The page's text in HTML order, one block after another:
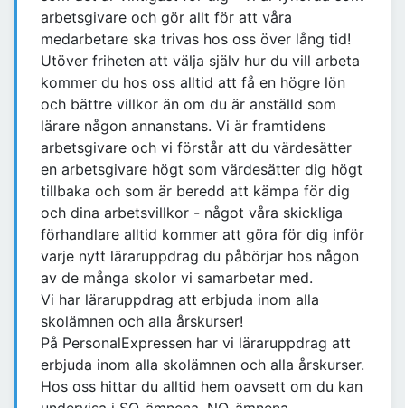
arbetsgivare och gör allt för att våra
medarbetare ska trivas hos oss över lång tid!
Utöver friheten att välja själv hur du vill arbeta
kommer du hos oss alltid att få en högre lön
och bättre villkor än om du är anställd som
lärare någon annanstans. Vi är framtidens
arbetsgivare och vi förstår att du värdesätter
en arbetsgivare högt som värdesätter dig högt
tillbaka och som är beredd att kämpa för dig
och dina arbetsvillkor - något våra skickliga
förhandlare alltid kommer att göra för dig inför
varje nytt läraruppdrag du påbörjar hos någon
av de många skolor vi samarbetar med.
Vi har läraruppdrag att erbjuda inom alla
skolämnen och alla årskurser!
På PersonalExpressen har vi läraruppdrag att
erbjuda inom alla skolämnen och alla årskurser.
Hos oss hittar du alltid hem oavsett om du kan